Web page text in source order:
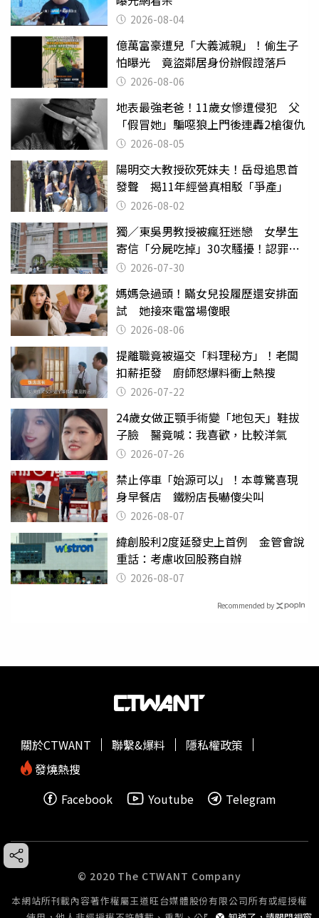
2026-08-04
億萬富豪遭兒「大義滅親」！偷生子
怕曝光 竟盜鄰居身份辦假證落戶
2026-08-06
地表最強老爸！11歲女慘遭侵犯 父
「假冒她」騙噁狼上門後連轟2槍復仇
2026-08-05
陽明交大教授砍死妹夫！岳母追思首
發聲 揭11年經營真相駁「爭產」
2026-08-02
獨／東吳男教授被瘋狂迷戀 女學生
寄信「分屍吃掉」30次騷擾！認罪免
關 2026-07-30
媽媽急過頭！瞞女兒投履歷還安排面
試 她接來電當場傻眼
2026-08-06
提離職竟被逼交「料理秘方」！老闆
扣薪拒發 廚師怒爆料衝上熱搜
2026-07-22
24歲女做正顎手術變「地包天」鞋拔
子臉 醫竟喊：我喜歡，比較洋氣
2026-07-26
禁止停車「始源可以」！本尊驚喜現
身早餐店 鐵粉店長嚇傻尖叫
2026-08-07
緯創股利2度延發史上首例 金管會說
重話：考慮收回股務自辦
2026-08-07
Recommended by
關於CTWANT 聯繫&爆料
隱私權政策
發燒熱搜
Facebook
Youtube Telegram
© 2020 The CTWANT Company
本網站所刊載內容著作權屬王道旺台媒體股份有限公司所有或經授權